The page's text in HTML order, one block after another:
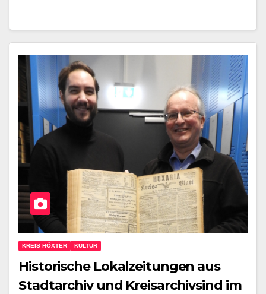
KREIS HÖXTER KULTUR
Historische Lokalzeitungen aus
Stadtarchiv und Kreisarchivsind im